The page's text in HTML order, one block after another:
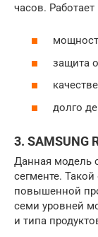
часов.
защита
долго
3. SAMSUNG
Данная модель
сегменте.
повышенной
семи уровней
и типа